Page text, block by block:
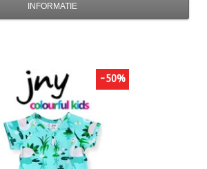
INFORMATIE
-50%